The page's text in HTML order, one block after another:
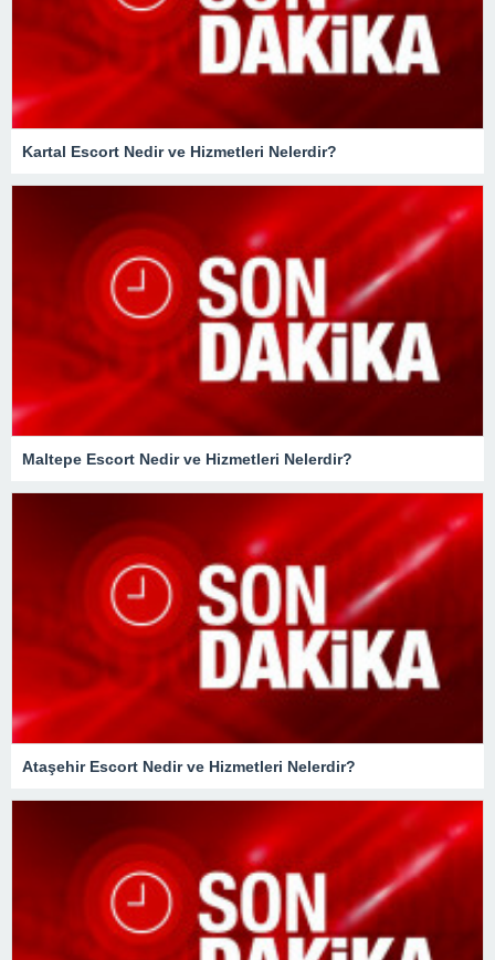
Kartal Escort Nedir ve Hizmetleri Nelerdir?
Maltepe Escort Nedir ve Hizmetleri Nelerdir?
Ataşehir Escort Nedir ve Hizmetleri Nelerdir?